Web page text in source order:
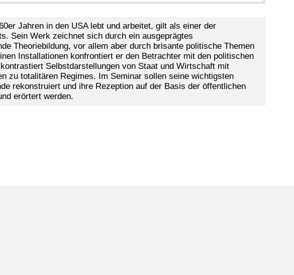
Jahren in den USA lebt und arbeitet, gilt als einer der
Sein Werk zeichnet sich durch ein ausgeprägtes
Theoriebildung, vor allem aber durch brisante politische Themen
Installationen konfrontiert er den Betrachter mit den politischen
Selbstdarstellungen von Staat und Wirtschaft mit
zu totalitären Regimes. Im Seminar sollen seine wichtigsten
rekonstruiert und ihre Rezeption auf der Basis der öffentlichen
erörtert werden.